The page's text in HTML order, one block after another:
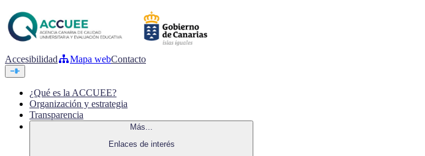
Accesibilidad Mapa webContacto
¿Qué es la ACCUEE?
Organización y estrategia
Transparencia
Más...
Enlaces de interés